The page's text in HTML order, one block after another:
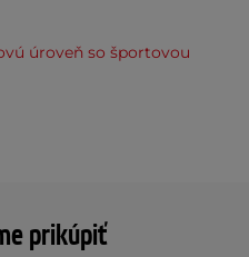
prikúpiť
úroveň so športovou